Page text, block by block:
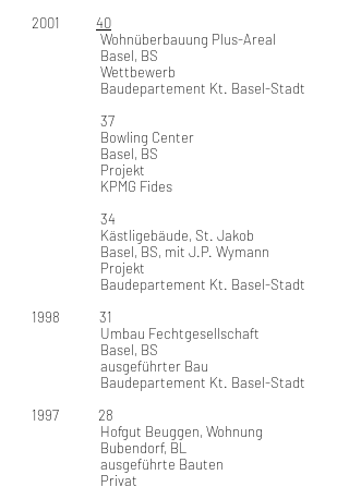
2001 40
Wohnüberbauung Plus-Areal
Basel, BS
Wettbewerb
Baudepartement Kt. Basel-Stadt
37
Bowling Center
Basel, BS
Projekt
KPMG Fides
34
Kästligebäude, St. Jakob
Basel, BS, mit J.P. Wymann
Projekt
Baudepartement Kt. Basel-Stadt
1998 31
Umbau Fechtgesellschaft
Basel, BS
ausgeführter Bau
Baudepartement Kt. Basel-Stadt
1997 28
Hofgut Beuggen, Wohnung
Bubendorf, BL
ausgeführte Bauten
Privat